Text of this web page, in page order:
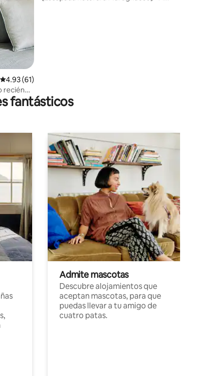
Calificación promedio: 4.93 de 5; 61 evaluaciones
4.93 (61)
recién
fantásticos
Admite mascotas
Descubre alojamientos que
aceptan mascotas, para que
puedas llevar a tu amigo de
cuatro patas.